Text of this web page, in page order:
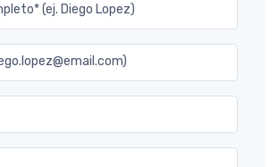
(ej. Diego Lopez)